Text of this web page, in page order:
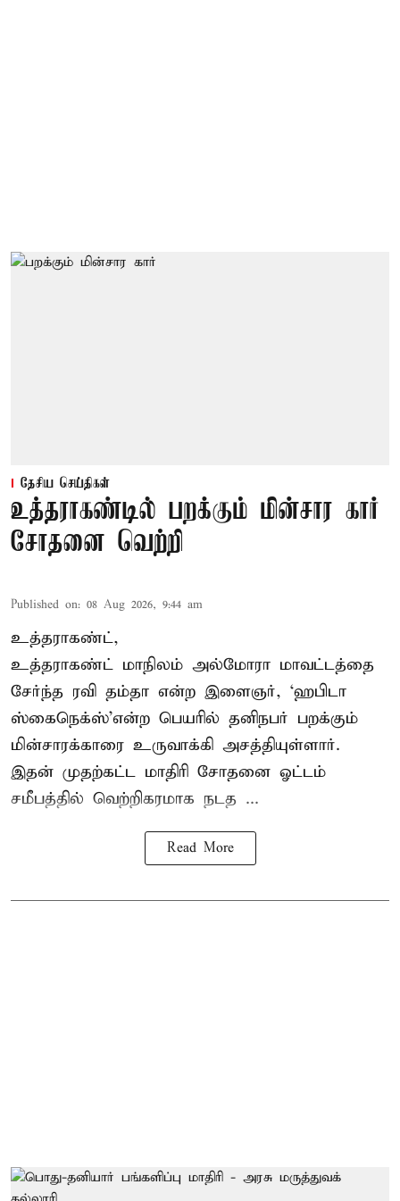
தேசிய செய்திகள்
உத்தராகண்டில் பறக்கும் மின்சார கார்
சோதனை வெற்றி
Published on: 08 Aug 2026, 9:44 am
உத்தராகண்ட்,
உத்தராகண்ட் மாநிலம் அல்மோரா மாவட்டத்தை
சேர்ந்த ரவி தம்தா என்ற இளைஞர், ‘ஹபிடா
ஸ்கைநெக்ஸ்’என்ற பெயரில் தனிநபர் பறக்கும்
மின்சாரக்காரை உருவாக்கி அசத்தியுள்ளார்.
இதன் முதற்கட்ட மாதிரி சோதனை ஓட்டம்
சமீபத்தில் வெற்றிகரமாக நடத ...
Read More